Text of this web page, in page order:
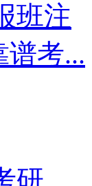
班注
考...